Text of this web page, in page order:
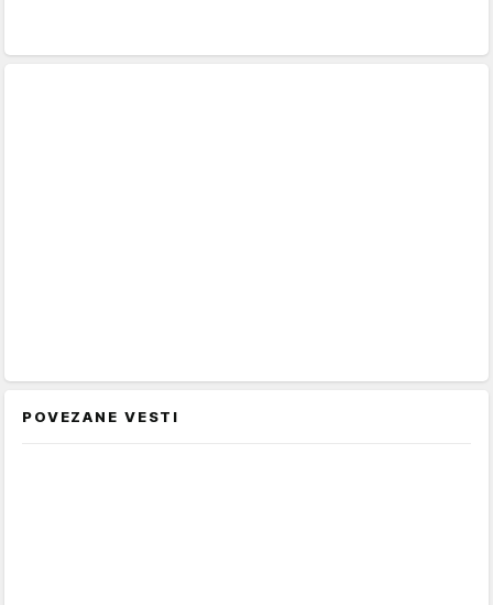
POVEZANE VESTI